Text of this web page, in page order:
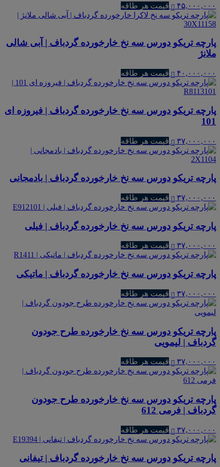
۴۵,۰۰۰,۰۰۰ قیمت هر طاقه
پارچه تریکو دورس سه نخ خارخورده گردباف | آبی شالی
ملانژ
۴۰,۰۰۰,۰۰۰ قیمت هر طاقه
پارچه تریکو دورس سه نخ خارخورده گردباف | فیروزه ای
101
۳۷,۰۰۰,۰۰۰ قیمت هر طاقه
پارچه تریکو دورس سه نخ خارخورده گردباف | بادمجانی
۳۷,۰۰۰,۰۰۰ قیمت هر طاقه
پارچه تریکو دورس سه نخ خارخورده گردباف | فیلی
۳۷,۰۰۰,۰۰۰ قیمت هر طاقه
پارچه تریکو دورس سه نخ خارخورده گردباف | ماتیکی
۳۷,۰۰۰,۰۰۰ قیمت هر طاقه
پارچه تریکو دورس سه نخ خارخورده طرح جودون
گردباف | لیمویی
۳۷,۰۰۰,۰۰۰ قیمت هر طاقه
پارچه تریکو دورس سه نخ خارخورده طرح جودون
گردباف | فرمی 612
۳۷,۰۰۰,۰۰۰ قیمت هر طاقه
پارچه تریکو دورس سه نخ خارخورده گردباف | تیفانی